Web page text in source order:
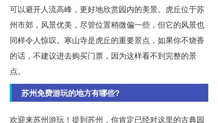
可以避开人流高峰，更好地欣赏园内的美景。虎丘位于苏
州市郊，风景优美，尽管位置稍微偏一些，但它的风景也
同样令人惊叹。寒山寺是虎丘的重要景点，如果你不烧香
的话，不建议进去购买门票，因为这样看不到完整的景
点。
苏州免费游玩的地方有哪些?
欢迎来苏州游玩！提到苏州，你肯定已经对这里的古典园